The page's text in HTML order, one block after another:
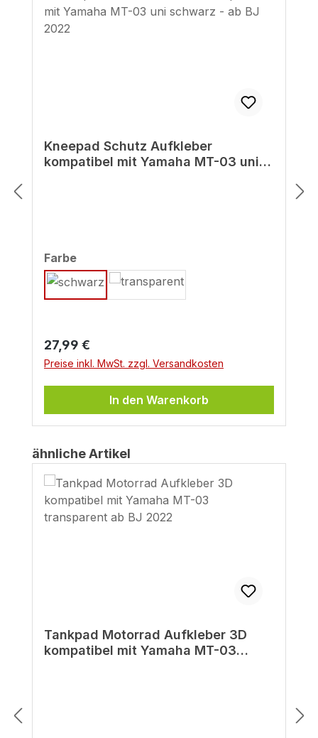
Kneepad Schutz Aufkleber
kompatibel mit Yamaha MT-03 uni
Farbeauswählen
Regulärer Preis:
27,99 €
Preise inkl. MwSt. zzgl. Versandkosten
In den Warenkorb
Produktgalerie überspringen
ähnliche Artikel
Tankpad Motorrad Aufkleber 3D
kompatibel mit Yamaha MT-03